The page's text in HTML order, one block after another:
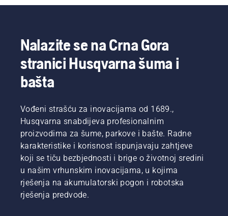
Nalazite se na Crna Gora
stranici Husqvarna šuma i
bašta
Vođeni strašću za inovacijama od 1689.,
Husqvarna snabdijeva profesionalnim
proizvodima za šume, parkove i bašte. Radne
karakteristike i korisnost ispunjavaju zahtjeve
koji se tiču bezbjednosti i brige o životnoj sredini
u našim vrhunskim inovacijama, u kojima
rješenja na akumulatorski pogon i robotska
rješenja predvode.